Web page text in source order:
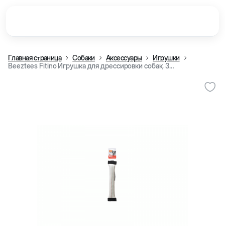
Главная страница Собаки Аксессуары
Игрушки
Beeztees Fitino Игрушка для дрессировки собак, 30x6,5x4 см